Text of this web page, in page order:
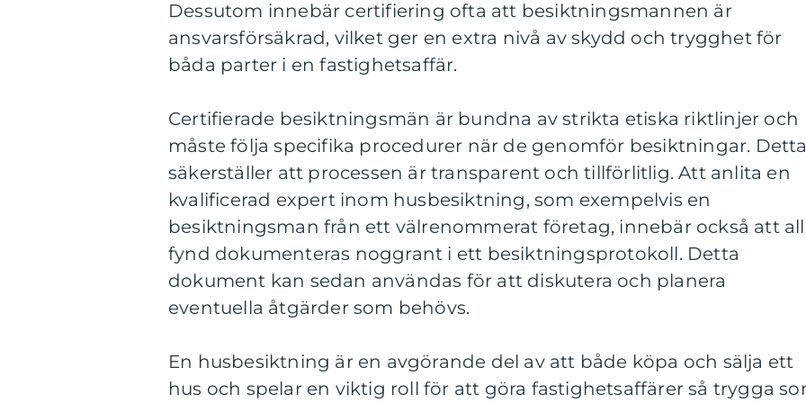
Dessutom innebär certifiering ofta att besiktningsmannen är
ansvarsförsäkrad, vilket ger en extra nivå av skydd och trygghet för
båda parter i en fastighetsaffär.
Certifierade besiktningsmän är bundna av strikta etiska riktlinjer och
måste följa specifika procedurer när de genomför besiktningar. Detta
säkerställer att processen är transparent och tillförlitlig. Att anlita en
kvalificerad expert inom husbesiktning, som exempelvis en
besiktningsman från ett välrenommerat företag, innebär också att
fynd dokumenteras noggrant i ett besiktningsprotokoll. Detta
dokument kan sedan användas för att diskutera och planera
eventuella åtgärder som behövs.
En husbesiktning är en avgörande del av att både köpa och sälja ett
hus och spelar en viktig roll för att göra fastighetsaffärer så trygga